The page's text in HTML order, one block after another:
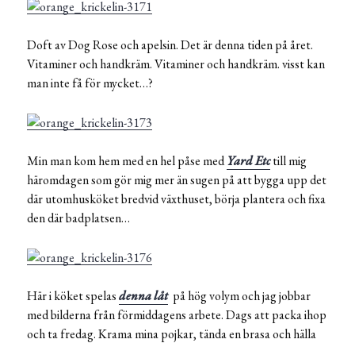
Doft av Dog Rose och apelsin. Det är denna tiden på året.
Vitaminer och handkräm. Vitaminer och handkräm. visst kan
man inte få för mycket…?
Min man kom hem med en hel påse medYard Etctill mig
häromdagen som gör mig mer än sugen på att bygga upp det
där utomhusköket bredvid växthuset, börja plantera och fixa
den där badplatsen…
Här i köket spelasdenna låtpå hög volym och jag jobbar
med bilderna från förmiddagens arbete. Dags att packa ihop
och ta fredag. Krama mina pojkar, tända en brasa och hälla